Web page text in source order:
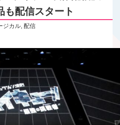
も配信スタート
ジカル, 配信